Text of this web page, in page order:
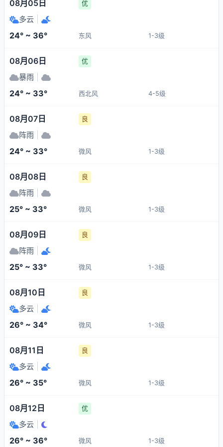
08月05日 优
多云
24° ~ 36° 东风 1-3级
08月06日 优
暴雨
24° ~ 33° 西北风 4-5级
08月07日 良
阵雨
24° ~ 33° 微风 1-3级
08月08日 良
阵雨
25° ~ 33° 微风 1-3级
08月09日 良
阵雨
25° ~ 33° 微风 1-3级
08月10日 良
多云
26° ~ 34° 微风 1-3级
08月11日 良
多云
26° ~ 35° 微风 1-3级
08月12日 优
多云
26° ~ 36° 微风 1-3级